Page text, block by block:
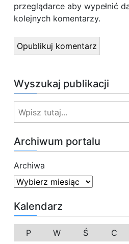
przeglądarce aby wypełnić
kolejnych komentarzy.
Wyszukaj publikacji
k
j
Archiwum portalu
Archiwa
Kalendarz
P W Ś C